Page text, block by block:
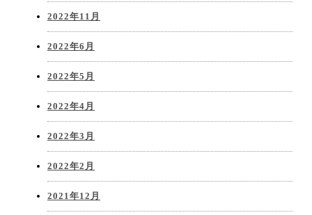
2022年11月
2022年6月
2022年5月
2022年4月
2022年3月
2022年2月
2021年12月